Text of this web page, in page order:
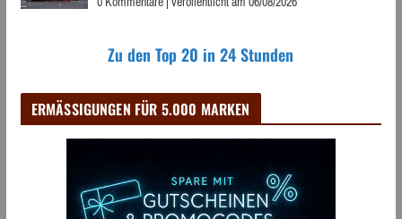
Zu den Top 20 in 24 Stunden
ERMÄSSIGUNGEN FÜR 5.000 MARKEN